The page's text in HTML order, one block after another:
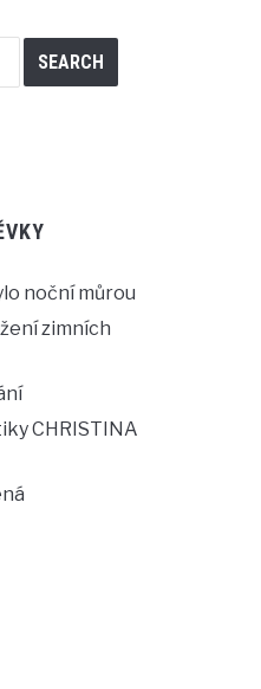
noční můrou
zimních
CHRISTINA